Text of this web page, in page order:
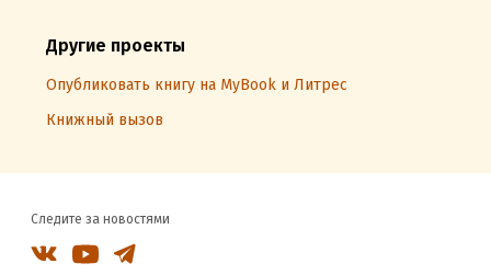
Другие проекты
Опубликовать книгу на MyBook и Литрес
Книжный вызов
Следите за новостями